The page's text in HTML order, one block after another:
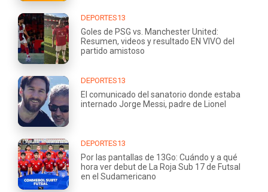
DEPORTES13
Goles de PSG vs. Manchester United:
Resumen, videos y resultado EN VIVO del
partido amistoso
DEPORTES13
El comunicado del sanatorio donde estaba
internado Jorge Messi, padre de Lionel
DEPORTES13
Por las pantallas de 13Go: Cuándo y a qué
hora ver debut de La Roja Sub 17 de Futsal
en el Sudamericano